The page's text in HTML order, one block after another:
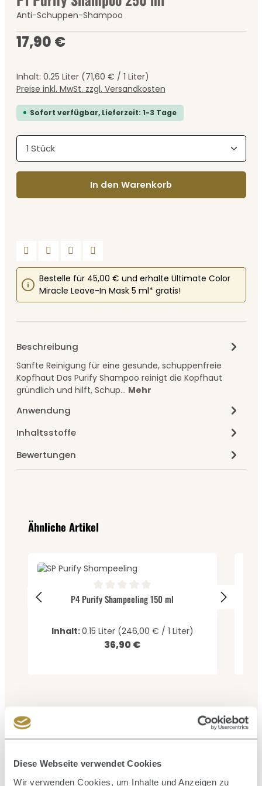
Diese Webseite verwendet Cookies
Wir verwenden Cookies, um Inhalte und Anzeigen zu
Anti-Schuppen-Shampoo
Regulärer Preis:
17,90 €
Inhalt: 0.25 Liter (71,60 € / 1 Liter)
Preise inkl. MwSt. zzgl. Versandkosten
Sofort verfügbar, Lieferzeit: 1-3 Tage
Produkt Anzahl: Gib den gewünschten Wert
In den Warenkorb
Bestelle für 45,00 € und erhalte Ultimate Color
Miracle Leave-In Mask 5 ml* gratis!
Beschreibung
Sanfte Reinigung für eine gesunde, schuppenfreie
Kopfhaut Das Purify Shampoo reinigt die Kopfhaut
gründlich und hilft, Schup… Mehr
Anwendung
Inhaltsstoffe
Bewertungen
Produktgalerie überspringen
Ähnliche Artikel
Durchschnittliche Bewertung von 0 von 5 Sternen
P4 Purify Shampeeling 150 ml
Inhalt:0.15 Liter (246,00 € / 1 Liter)
Regulärer Preis:
36,90 €
Produktgalerie überspringen
Zusammen kaufen mit